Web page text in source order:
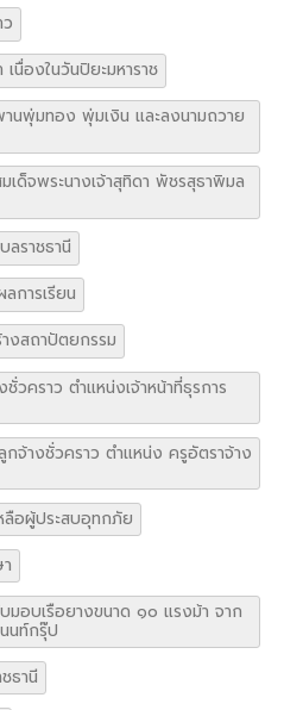
นื่องในวันปิยะมหาราช
นพุ่มทอง พุ่มเงิน และลงนามถวาย
ด็จพระนางเจ้าสุทิดา พัชรสุธาพิมล
ลราชธานี
การเรียน
งสถาปัตยกรรม
คราว ตำแหน่งเจ้าหน้าที่ธุรการ
จ้างชั่วคราว ตำแหน่ง ครูอัตราจ้าง
ลือผู้ประสบอุทกภัย
อบเรือยางขนาด ๑๐ แรงม้า จาก
นท์กรุ๊ป
ธานี